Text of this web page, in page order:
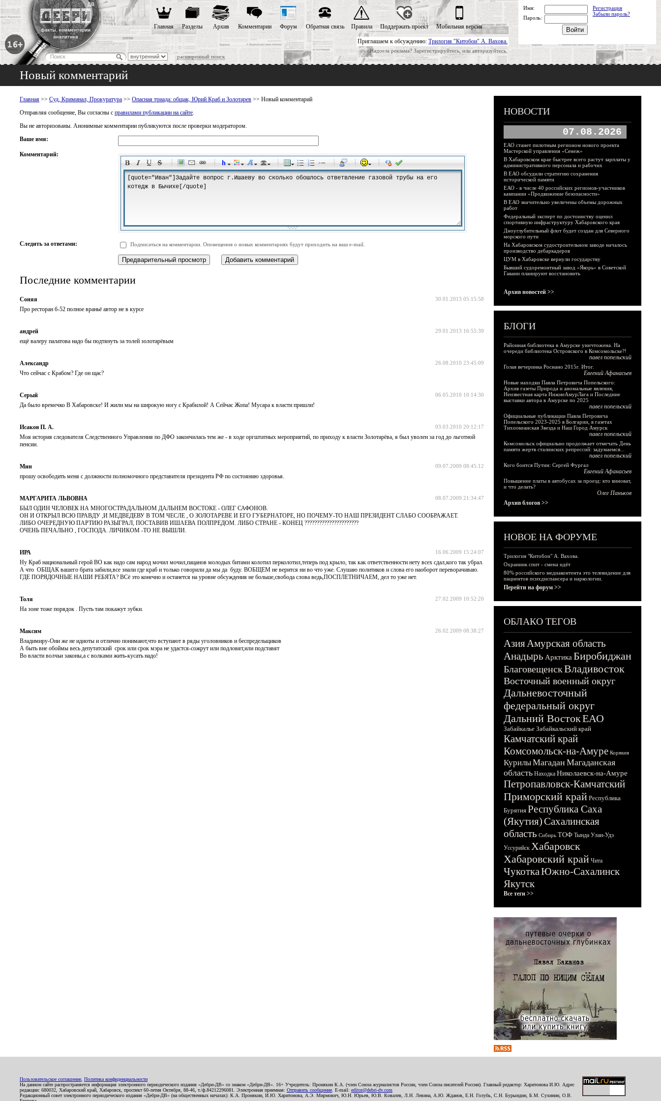
Приглашаем к обсуждению: Трилогия "Китобои" А. Вахова.
Надоела реклама? Зарегистрируйтесь, или авторизуйтесь.
расширенный поиск
Главная Разделы Архив Комментарии Форум Обратная связь Правила Поддержать проект Мобильная версия
Имя:
Регистрация
Забыли пароль?
Пароль:
Новый комментарий
Главная >> Суд, Криминал, Прокуратура >> Опасная триада: общак, Юрий Краб и Золотарев >> Новый комментарий
Отправляя сообщение, Вы согласны с правилами публикации на сайте.
Вы не авторизованы. Анонимные комментарии публикуются после проверки модератором.
Ваше имя:
Комментарий:
-
-
-
-
-
-
-
-
-
-
-
-
-
-
-
-
-
-
-
-
-
-
-
-
-
-
-
-
-
-
-
-
-
-
Следить за ответами: Подписаться на комментарии. Оповещения о новых комментариях будут приходить на ваш e-mail.
Последние комментарии
30.01.2013 05:15:58
Соняя
Про ресторан б-52 полное враньё автор не в курсе
29.01.2013 16:55:39
андрей
ещё валеру палатова надо бы подтянуть за толей золотарёвым
26.08.2010 23:45:09
Александр
Что сейчас с Крабом? Где он щас?
06.05.2010 10:14:30
Серый
Да было времечко В Хабаровске! И жили мы на широкую ногу с Крабилой! А Сейчас Жопа! Мусара к власти пришли!
03.03.2010 20:12:17
Исаков П. А.
Моя история следователя Следственного Управления по ДФО закончилась тем же - в ходе оргштатных мероприятий, по приходу к власти Золотарёва, я был уволен за год до льготной
пенсии.
09.07.2009 08:45:12
Мин
прошу освободить меня с должности полномочного представителя президента РФ по состоянию здоровья.
08.07.2009 21:34:47
МАРГАРИТА ЛЬВОВНА
БЫЛ ОДИН ЧЕЛОВЕК НА МНОГОСТРАДАЛЬНОМ ДАЛЬНЕМ ВОСТОКЕ - ОЛЕГ САФОНОВ.
ОН И ОТКРЫЛ ВСЮ ПРАВДУ ,И МЕДВЕДЕВУ В ТОМ ЧЕСЛЕ , О ЗОЛОТАРЕВЕ И ЕГО ГУБЕРНАТОРЕ, НО ПОЧЕМУ-ТО НАШ ПРЕЗИДЕНТ СЛАБО СООБРАЖАЕТ.
ЛИБО ОЧЕРЕДНУЮ ПАРТИЮ РАЗЫГРАЛ, ПОСТАВИВ ИШАЕВА ПОЛПРЕДОМ. ЛИБО СТРАНЕ - КОНЕЦ ??????????????????????
ОЧЕНЬ ПЕЧАЛЬНО , ГОСПОДА. ЛИЧИКОМ -ТО НЕ ВЫШЛИ.
16.06.2009 15:24:07
ИРА
Ну Краб национальный герой ВО как надо сам народ мочил мочил,пацанов молодых битами колотил перколотил,теперь под крыло, так как ответственности нету всех сдал,кого так убрал.
А что ОБЩАК вашего брата забили,все знали где краб и только говорили да мы да буду. ВОБЩЕМ не верится ни во что уже. Слушаю политиков и слова его наоборот переворачиваю.
ГДЕ ПОРЯДОЧНЫЕ НАШИ РЕБЯТА? ВСё это конечно и останется на уровне обсуждения не больше,свобода слова ведь,ПОСПЛЕТНИЧАЕМ, дел то уже нет.
27.02.2009 10:52:20
Толя
На зоне тоже порядок . Пусть там покажут зубки.
26.02.2009 08:38:27
Максим
Владимиру-Они же не идиоты и отлично понимают,что вступают в ряды уголовников и беспредельщиков
А быть вне обоймы весь депутатский срок или срок мэра не удастся-сожрут или подловят,или подставят
Во власти волчьи законы,а с волками жить-кусать надо!
НОВОСТИ
07.08.2026
ЕАО станет пилотным регионом нового проекта
Мастерской управления «Сенеж»
В Хабаровском крае быстрее всего растут зарплаты у
административного персонала и рабочих
В ЕАО обсудили стратегию сохранения
исторической памяти
ЕАО - в числе 40 российских регионов-участников
кампании «Продвижение безопасности»
В ЕАО значительно увеличены объемы дорожных
работ
Федеральный эксперт по достоинству оценил
спортивную инфраструктуру Хабаровского края
Дноуглубительный флот будет создан для Северного
морского пути
На Хабаровском судостроительном заводе началось
производство дебаркадеров
ЦУМ в Хабаровске вернули государству
Бывший судоремонтный завод «Якорь» в Советской
Гавани планируют восстановить
Архив новостей >>
БЛОГИ
Районная библиотека в Амурске уничтожена. На
очереди библиотека Островского в Комсомольске?!
павел попельский
Голая вечеринка Роснано 2015г. Итог.
Евгений Афанасьев
Новые находки Павла Петровича Попельского:
Архив газеты Природа и аномальные явления,
Неизвестная карта НижнеАмурЛага и Последние
выставки автора в Амурске по 2025
павел попельский
Официальные публикации Павла Петровича
Попельского 2023-2025 в Болгарии, в газетах
Тихоокеанская Звезда и Наш Город Амурск
павел попельский
Комсомольск официально продолжает отмечать День
памяти жертв сталинских репрессий: задумаемся...
павел попельский
Кого боится Путин: Сергей Фургал
Евгений Афанасьев
Повышение платы в автобусах за проезд: кто виноват,
и что делать?
Олег Паньков
Архив блогов >>
НОВОЕ НА ФОРУМЕ
Трилогия "Китобои" А. Вахова.
Охранник спит - смена идёт
80% российского медиаконтента это телевидение для
пациентов психдиспансера и наркологии.
Перейти на форум >>
ОБЛАКО ТЕГОВ
АзияАмурская область
Анадырь Арктика Биробиджан
БлаговещенскВладивосток
Восточный военный округ
Дальневосточный
федеральный округ
Дальний ВостокЕАО
Забайкалье Забайкальский край
Камчатский край
Комсомольск-на-Амуре Корякия
КурилыМагадан Магаданская
область Находка Николаевск-на-Амуре
Петропавловск-Камчатский
Приморский край Республика
Бурятия Республика Саха
(Якутия)Сахалинская
область Сибирь ТОФ Тында Улан-Удэ
Уссурийск Хабаровск
Хабаровский край Чита
ЧукоткаЮжно-Сахалинск
Якутск
Все теги >>
Пользовательское соглашение Политика конфиденциальности
На данном сайте распространяется информация электронного периодического издания «Дебри-ДВ» со знаком «Дебри-ДВ». 16+ Учредитель: Пронякин К.А. (член Союза журналистов России, член Союза писателей России). Главный редактор: Харитонова И.Ю. Адрес
редакции: 680032, Хабаровский край, Хабаровск, проспект 60-летия Октября, 88-46, т./ф.84212296081. Электронная приемная: Отправить сообщение . E-mail: editor@debri-dv.com
Редакционный совет электронного периодического издания «Дебри-ДВ» (на общественных началах): К.А. Пронякин, И.Ю. Харитонова, А.Э. Мирмович, Ю.Н. Юрьев, Ю.В. Ковалев, Л.Н. Левина, А.Ю. Жданов, Е.Н. Голубь, С.Н. Бурындин, Б.М. Сухинин, О.В.